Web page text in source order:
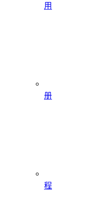
用
册
程